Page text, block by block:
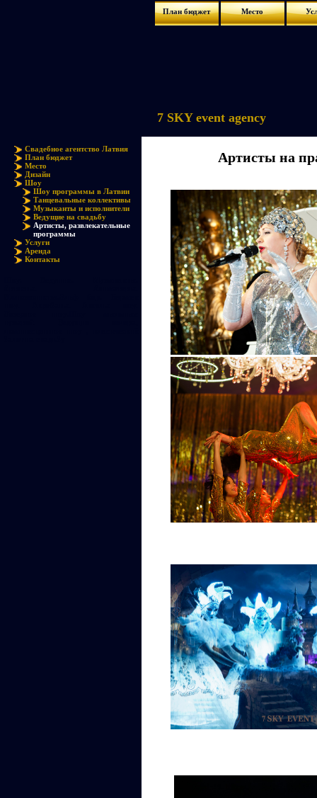
План бюджет Место
Свадебное агентство Латвия
План бюджет
Место
Дизайн
Шоу
Шоу программы в Латвии
Танцевальные коллективы
Музыканты и исполнители
Ведущие на свадьбу
Артисты, развлекательные
программы
Услуги
Аренда
Контакты
7 SKY event agency
Артисты на